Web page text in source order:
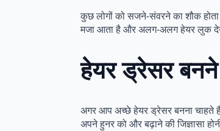
कुछ लोगों को सजने-संवरने का शौक
मजा आता है और अलग-अलग हेयर लुक
हेयर ड्रेसर बनने
अगर आप अच्छे हेयर ड्रेसर बनना चाहते
अपने हुनर को और बढ़ाने की जिज्ञासा